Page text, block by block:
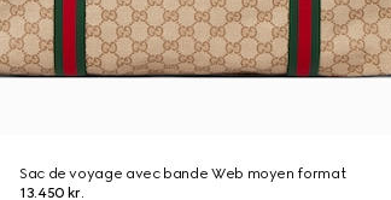
Sac de voyage avec bande Web moyen format
13.450 kr.